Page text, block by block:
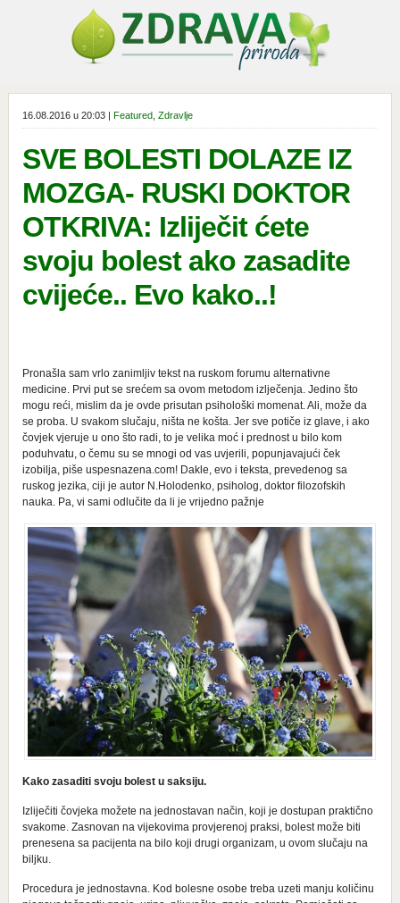
16.08.2016 u 20:03 | Featured, Zdravlje
SVE BOLESTI DOLAZE IZ
MOZGA- RUSKI DOKTOR
OTKRIVA: Izliječit ćete
svoju bolest ako zasadite
cvijeće.. Evo kako..!
Pronašla sam vrlo zanimljiv tekst na ruskom forumu alternativne
medicine. Prvi put se srećem sa ovom metodom izlječenja. Jedino što
mogu reći, mislim da je ovde prisutan psihološki momenat. Ali, može da
se proba. U svakom slučaju, ništa ne košta. Jer sve potiče iz glave, i ako
čovjek vjeruje u ono što radi, to je velika moć i prednost u bilo kom
poduhvatu, o čemu su se mnogi od vas uvjerili, popunjavajući ček
izobilja, piše uspesnazena.com! Dakle, evo i teksta, prevedenog sa
ruskog jezika, ciji je autor N.Holodenko, psiholog, doktor filozofskih
nauka. Pa, vi sami odlučite da li je vrijedno pažnje
Kako zasaditi svoju bolest u saksiju.
Izliječiti čovjeka možete na jednostavan način, koji je dostupan praktično
svakome. Zasnovan na vijekovima provjerenoj praksi, bolest može biti
prenesena sa pacijenta na bilo koji drugi organizam, u ovom slučaju na
biljku.
Procedura je jednostavna. Kod bolesne osobe treba uzeti manju količinu